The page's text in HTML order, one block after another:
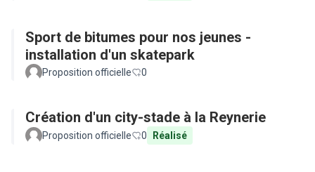
Sport de bitumes pour nos jeunes -
installation d'un skatepark
Proposition officielle 0
Création d'un city-stade à la Reynerie
Proposition officielle 0 Réalisé